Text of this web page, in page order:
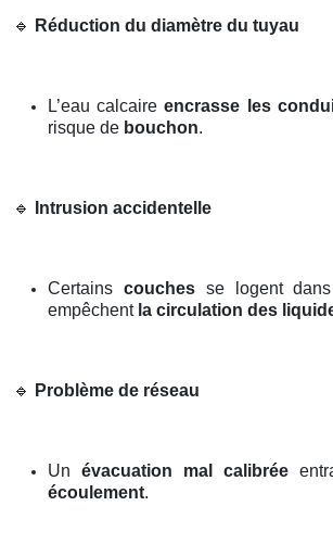
🔹 Réduction du diamètre du tuyau
L’eau calcaireencrasse les
risque de bouchon.
🔹 Intrusion accidentelle
Certains couchesse logent
empêchent la circulation des
🔹 Problème de réseau
Un évacuation mal calibrée
écoulement.